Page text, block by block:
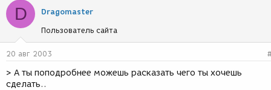
D Dragomaster
Пользователь сайта
20 авг 2003
> А ты поподробнее можешь расказать чего ты хочешь
сделать..